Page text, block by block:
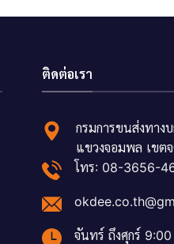
ติดต่อเรา
กรมการขนส่งทา
แขวงจอมพล เขต
โทร: 08-3656-
จันทร์ ถึงศุกร์